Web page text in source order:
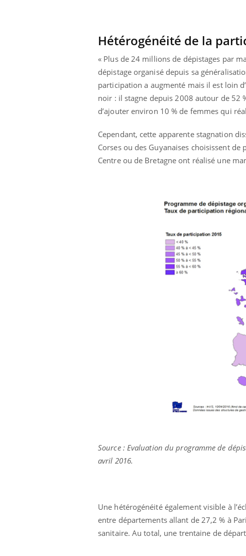
Hétérogénéité de la
« Plus de 24 millions de dépistages par
dépistage organisé depuis sa
participation a augmenté mais il est loin
noir : il stagne depuis 2008 autour de 52
d’ajouter environ 10 % de femmes qui
Cependant, cette apparente stagnation
Corses ou des Guyanaises choisissent
Centre ou de Bretagne ont réalisé une
Source : Evaluation du programme de
avril 2016.
Une hétérogénéité également visible à
entre départements allant de 27,2 % à
sanitaire. Au total, une trentaine de
Eczéma Chronique des Mains :
d'autres non ! D'un côté, poser des
questions sur la maladie d'un proche c'est
même
carence
...